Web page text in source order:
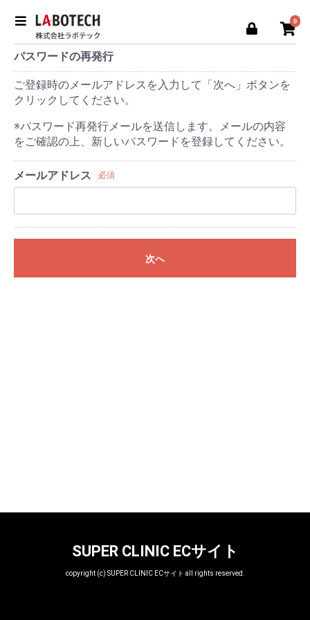
0
パスワードの再発行
ご登録時のメールアドレスを入力して「次へ」ボタンを
クリックしてください。
※パスワード再発行メールを送信します。メールの内容
をご確認の上、新しいパスワードを登録してください。
メールアドレス 必須
次へ
SUPER CLINIC ECサイト
copyright (c) SUPER CLINIC ECサイト all rights reserved.